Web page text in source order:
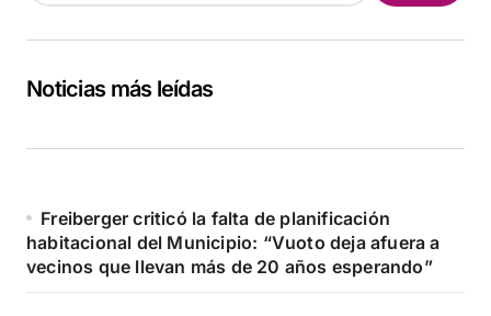
Noticias más leídas
Freiberger criticó la falta de planificación
habitacional del Municipio: “Vuoto deja afuera a
vecinos que llevan más de 20 años esperando”